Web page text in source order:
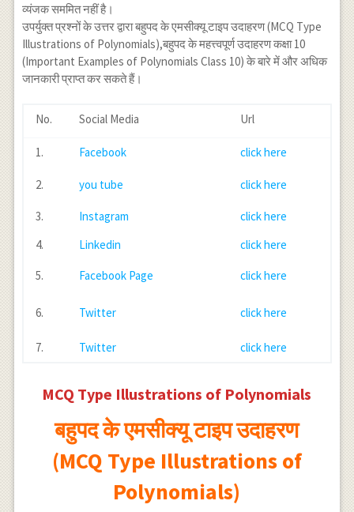
व्यंजक सममित नहीं है।
उपर्युक्त प्रश्नों के उत्तर द्वारा बहुपद के एमसीक्यू टाइप उदाहरण (MCQ Type
Illustrations of Polynomials),बहुपद के महत्त्वपूर्ण उदाहरण कक्षा 10
(Important Examples of Polynomials Class 10) के बारे में और अधिक
जानकारी प्राप्त कर सकते हैं।
No. Social Media Url
1. Facebook click here
2. you tube click here
3. Instagram
click here
4.
Linkedin click here
5. Facebook Page click here
6. Twitter click here
7. Twitter click here
MCQ Type Illustrations of Polynomials
बहुपद के एमसीक्यू टाइप उदाहरण
(MCQ Type Illustrations of
Polynomials)